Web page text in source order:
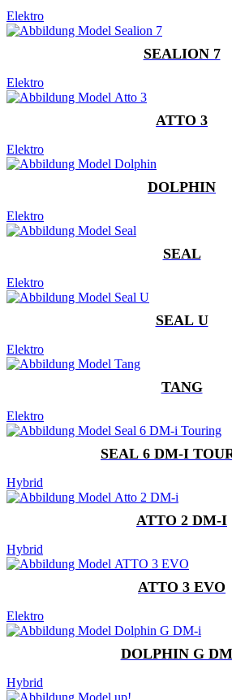
Elektro
SEALION 7
Elektro
ATTO 3
Elektro
DOLPHIN
Elektro
SEAL
Elektro
SEAL U
Elektro
TANG
Elektro
SEAL 6 DM-I
Hybrid
ATTO 2 DM-I
Hybrid
ATTO 3 EVO
Elektro
DOLPHIN G
Hybrid